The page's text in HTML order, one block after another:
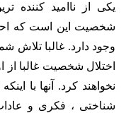
یکی از ناامید کننده
شخصیت این است که
وجود دارد. غالبا تلاش
اختلال شخصیت غالبا از
نخواهند کرد. آنها با
شناختی ، فکری و